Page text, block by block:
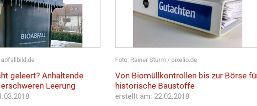
geleert? Anhaltende
Leerung
Foto: Rainer Sturm / pixelio.de
Von Biomüllkontrollen bis zur Börse
historische Baustoffe
erstellt am: 22.02.2018